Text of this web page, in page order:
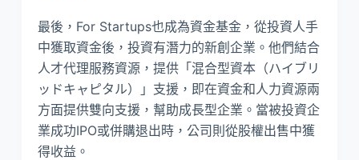
最後，For Startups也成為資金基金，從投資人手
中獲取資金後，投資有潛力的新創企業。他們結合
人才代理服務資源，提供「混合型資本（ハイブリ
ッドキャピタル）」支援，即在資金和人力資源兩
方面提供雙向支援，幫助成長型企業。當被投資企
業成功IPO或併購退出時，公司則從股權出售中獲
得收益。